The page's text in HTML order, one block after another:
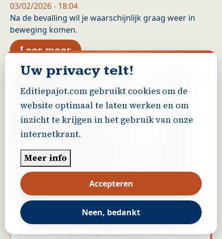
03/02/2026 - 18:04
Na de bevalling wil je waarschijnlijk graag weer in
beweging komen.
Lees meerover Sporten na de
Uw privacy telt!
Editiepajot.com gebruikt cookies om de
website optimaal te laten werken en om
inzicht te krijgen in het gebruik van onze
internetkrant.
Meer info
Accepteren
Neen, bedankt